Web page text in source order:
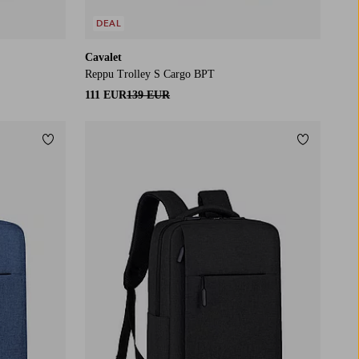
Cavalet
Reppu Trolley S Cargo BPT
111 EUR139 EUR
DEAL
Lisää suosikkeihin Lisää